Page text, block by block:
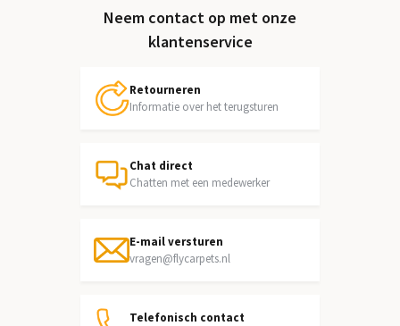
Neem contact op met onze
klantenservice
Retourneren
Informatie over het terugsturen
Chat direct
Chatten met een medewerker
E-mail versturen
vragen@flycarpets.nl
Telefonisch contact